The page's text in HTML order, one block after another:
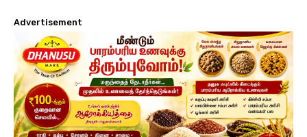
Advertisement